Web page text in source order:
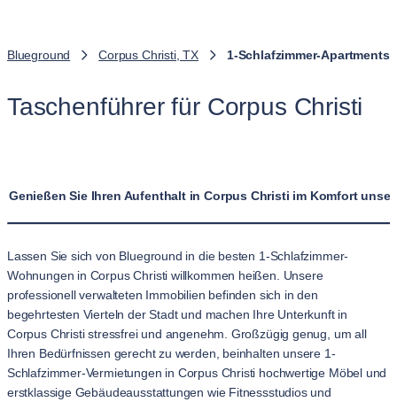
Blueground Corpus Christi, TX 1-Schlafzimmer-Apartments
Taschenführer für Corpus Christi
Genießen Sie Ihren Aufenthalt in Corpus Christi im Komfort
Lassen Sie sich von Blueground in die besten 1-Schlafzimmer-
Wohnungen in Corpus Christi willkommen heißen. Unsere
professionell verwalteten Immobilien befinden sich in den
begehrtesten Vierteln der Stadt und machen Ihre Unterkunft in
Corpus Christi stressfrei und angenehm. Großzügig genug, um all
Ihren Bedürfnissen gerecht zu werden, beinhalten unsere 1-
Schlafzimmer-Vermietungen in Corpus Christi hochwertige Möbel und
erstklassige Gebäudeausstattungen wie Fitnessstudios und